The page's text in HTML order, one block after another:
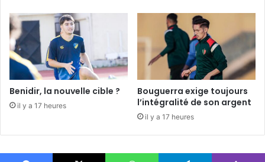
Benidir, la nouvelle cible ?
il y a 17 heures
Bouguerra exige toujours
l’intégralité de son argent
il y a 17 heures